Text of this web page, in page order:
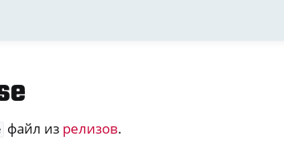
файл из релизов.